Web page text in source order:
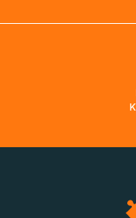
Bitte kontaktieren Sie
Lieferadressen in